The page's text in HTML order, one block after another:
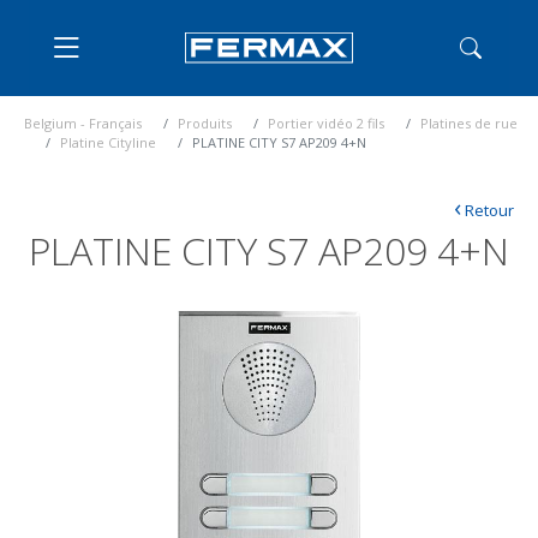
Belgium - Français Produits Portier vidéo 2 fils
Platines de rue
Platine Cityline
PLATINE CITY S7 AP209 4+N
PLATINE CITY S7 AP209 4+N
‹Retour